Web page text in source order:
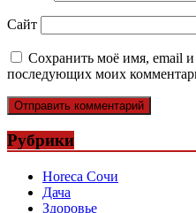
Сайт
Сохранить моё имя, email и
последующих моих
Рубрики
Horeca Сочи
Дача
Здоровье